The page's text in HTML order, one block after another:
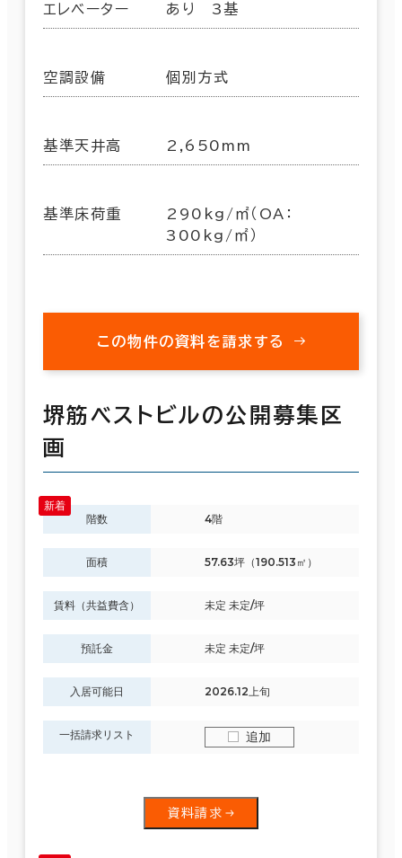
エレベーター あり 3基
空調設備 個別方式
基準天井高 2,650mm
基準床荷重
290kg/㎡（OA：
300kg/㎡）
この物件の資料を請求する
堺筋ベストビルの公開募集区
画
階数 4階
面積 57.63坪（190.513㎡）
賃料（共益費含） 未定 未定/坪
預託金 未定 未定/坪
入居可能日 2026.12上旬
一括請求リスト 追加
資料請求